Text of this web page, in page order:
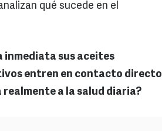
qué sucede en el
inmediata sus aceites
entren en contacto directo
realmente a la salud diaria?